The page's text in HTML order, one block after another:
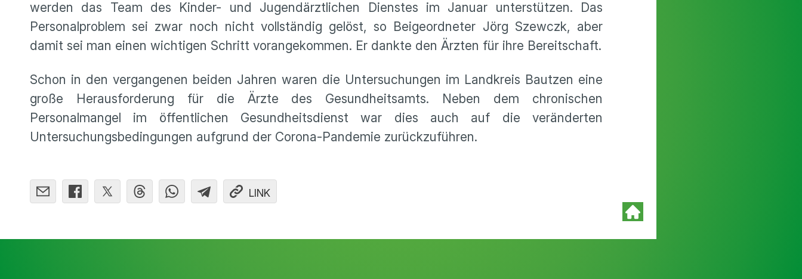
werden das Team des Kinder- und Jugendärztlichen Dienstes im Januar unterstützen. Das
Personalproblem sei zwar noch nicht vollständig gelöst, so Beigeordneter Jörg Szewczk, aber
damit sei man einen wichtigen Schritt vorangekommen. Er dankte den Ärzten für ihre Bereitschaft.
Schon in den vergangenen beiden Jahren waren die Untersuchungen im Landkreis Bautzen eine
große Herausforderung für die Ärzte des Gesundheitsamts. Neben dem chronischen
Personalmangel im öffentlichen Gesundheitsdienst war dies auch auf die veränderten
Untersuchungsbedingungen aufgrund der Corona-Pandemie zurückzuführen.
LINK